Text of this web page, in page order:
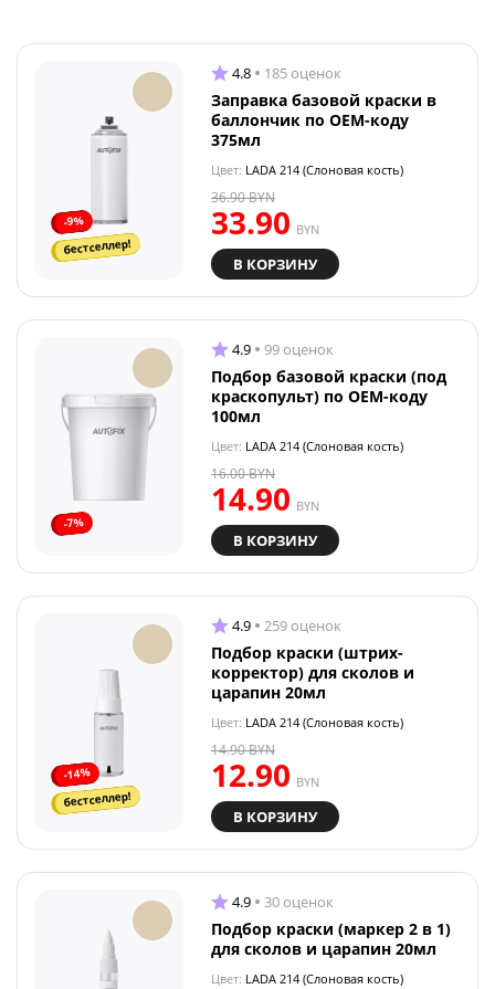
-9%
бестселлер!
4.8 185 оценок
Заправка базовой краски в
баллончик по OEM-коду
375мл
Цвет: LADA 214 (Слоновая кость)
33.90 BYN
36.90BYN
В КОРЗИНУ
-7%
4.9 99 оценок
Подбор базовой краски (под
краскопульт) по OEM-коду
100мл
Цвет: LADA 214 (Слоновая кость)
14.90 BYN
16.00BYN
В КОРЗИНУ
-14%
бестселлер!
4.9 259 оценок
Подбор краски (штрих-
корректор) для сколов и
царапин 20мл
Цвет: LADA 214 (Слоновая кость)
12.90 BYN
14.90BYN
В КОРЗИНУ
4.9 30 оценок
Подбор краски (маркер 2 в 1)
для сколов и царапин 20мл
Цвет: LADA 214 (Слоновая кость)